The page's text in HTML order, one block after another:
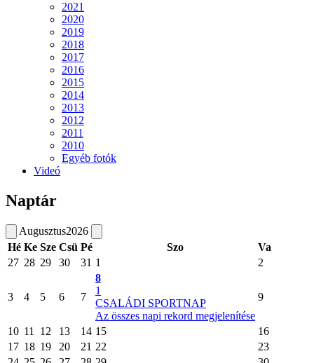
2021
2020
2019
2018
2017
2016
2015
2014
2013
2012
2011
2010
Egyéb fotók
Videó
Naptár
Augusztus2026
Hé Ke Sze Csü Pé Szo
Va
27 28 29 30 31 1 2
3 4 5 6 7
8
1
CSALÁDI SPORTNAP
Az összes napi rekord megjelenítése
9
10 11 12 13 14 15
16
17 18 19 20 21 22
23